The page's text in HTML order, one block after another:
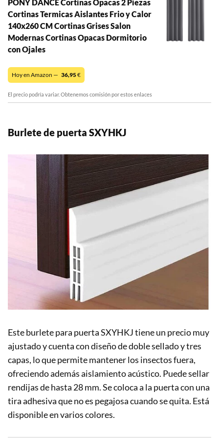
PONY DANCE Cortinas Opacas 2 Piezas
Cortinas Termicas Aislantes Frio y Calor
140x260 CM Cortinas Grises Salon
Modernas Cortinas Opacas Dormitorio
con Ojales
Hoy en Amazon — 36,95€
El precio podría variar. Obtenemos comisión por estos enlaces
Burlete de puerta SXYHKJ
Este burlete para puerta SXYHKJ tiene un precio muy
ajustado y cuenta con diseño de doble sellado y tres
capas, lo que permite mantener los insectos fuera,
ofreciendo además aislamiento acústico. Puede sellar
rendijas de hasta 28 mm. Se coloca a la puerta con una
tira adhesiva que no es pegajosa cuando se quita. Está
disponible en varios colores.